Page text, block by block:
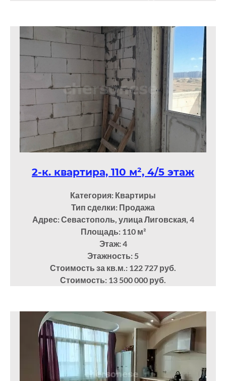
2-к. квартира, 110 м², 4/5 этаж
Категория: Квартиры
Тип сделки: Продажа
Адрес: Севастополь, улица Лиговская, 4
Площадь: 110м²
Этаж: 4
Этажность: 5
Стоимость за кв.м.: 122 727 руб.
Стоимость: 13 500 000 руб.